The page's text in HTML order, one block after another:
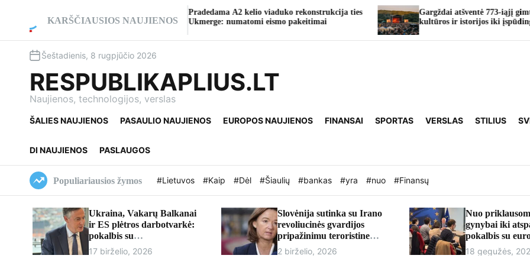
KARŠČIAUSIOS NAUJIENOS
Pradedama A2 kelio viaduko rekonstrukcija ties
Ukmerge: numatomi eismo pakeitimai
Gargždai atšventė 773-iąjį gimtadienį: nuo
kultūros ir istorijos iki įspūdingų koncertų
Šeštadienis, 8 rugpjūčio 2026
RESPUBLIKAPLIUS.LT
Naujienos, technologijos, verslas
ŠALIES NAUJIENOS PASAULIO NAUJIENOS EUROPOS NAUJIENOS FINANSAI SPORTAS VERSLAS STILIUS
DI NAUJIENOS PASLAUGOS
Populiariausios žymos #Lietuvos #Kaip #Dėl #Šiaulių #bankas #yra #nuo #Finansų
Ukraina, Vakarų Balkanai
ir ES plėtros darbotvarkė:
pokalbis su
europarlamentaru Davidu
McAllisteriu
17 birželio, 2026
Slovėnija sutinka su Irano
revoliucinės gvardijos
pripažinimu teroristine
organizacija
2 birželio, 2026
Nuo
gynybai iki
pokalbis su
Andriumi
18 gegužės,